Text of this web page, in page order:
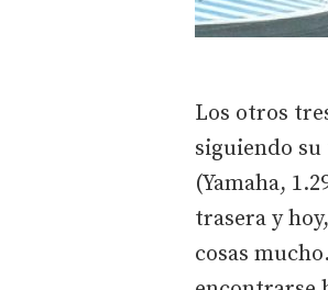
Los otros
siguiendo
(Yamaha,
trasera y
cosas